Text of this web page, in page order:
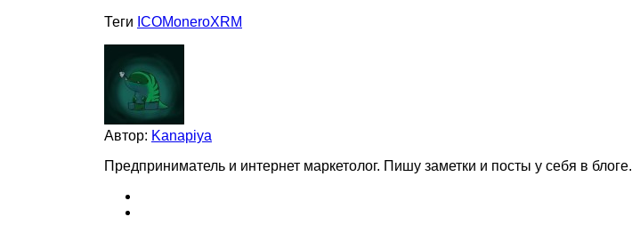
Теги ICOMoneroXRM
Автор: Kanapiya
Предприниматель и интернет маркетолог. Пишу заметки и посты у себя в блоге.